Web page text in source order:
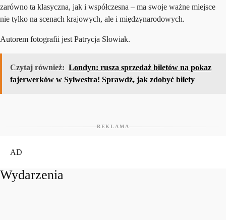
zarówno ta klasyczna, jak i współczesna – ma swoje ważne miejsce
nie tylko na scenach krajowych, ale i międzynarodowych.
Autorem fotografii jest Patrycja Słowiak.
Czytaj również: Londyn: rusza sprzedaż biletów na pokaz
fajerwerków w Sylwestra! Sprawdź, jak zdobyć bilety
REKLAMA
AD
Wydarzenia